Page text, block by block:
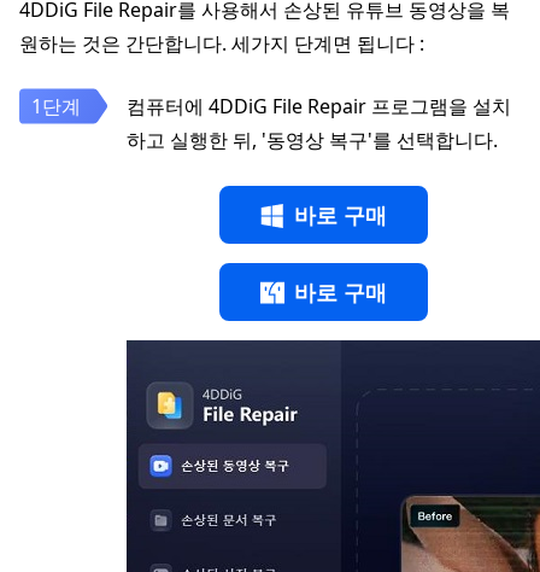
4DDiG File Repair를 사용해서 손상된 유튜브 동영상을 복
원하는 것은 간단합니다. 세가지 단계면 됩니다 :
컴퓨터에 4DDiG File Repair 프로그램을 설치
하고 실행한 뒤, '동영상 복구'를 선택합니다.
바로 구매
바로 구매